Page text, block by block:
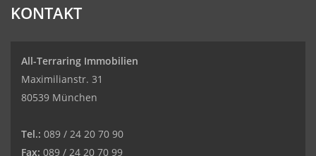
KONTAKT
All-Terraring Immobilien
Maximilianstr. 31
80539 München
Tel.: 089 / 24 20 70 90
Fax: 089 / 24 20 70 99